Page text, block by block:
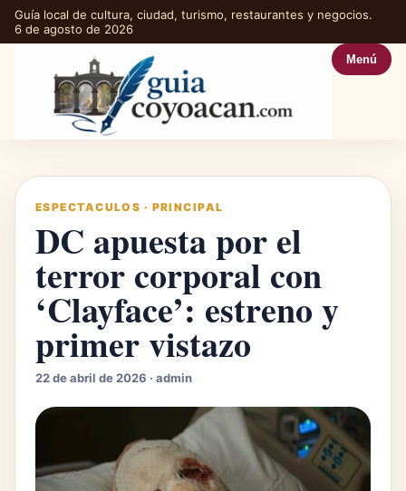
Guía local de cultura, ciudad, turismo, restaurantes y negocios.
6 de agosto de 2026
Menú
ESPECTACULOS · PRINCIPAL
DC apuesta por el
terror corporal con
‘Clayface’: estreno y
primer vistazo
22 de abril de 2026 · admin